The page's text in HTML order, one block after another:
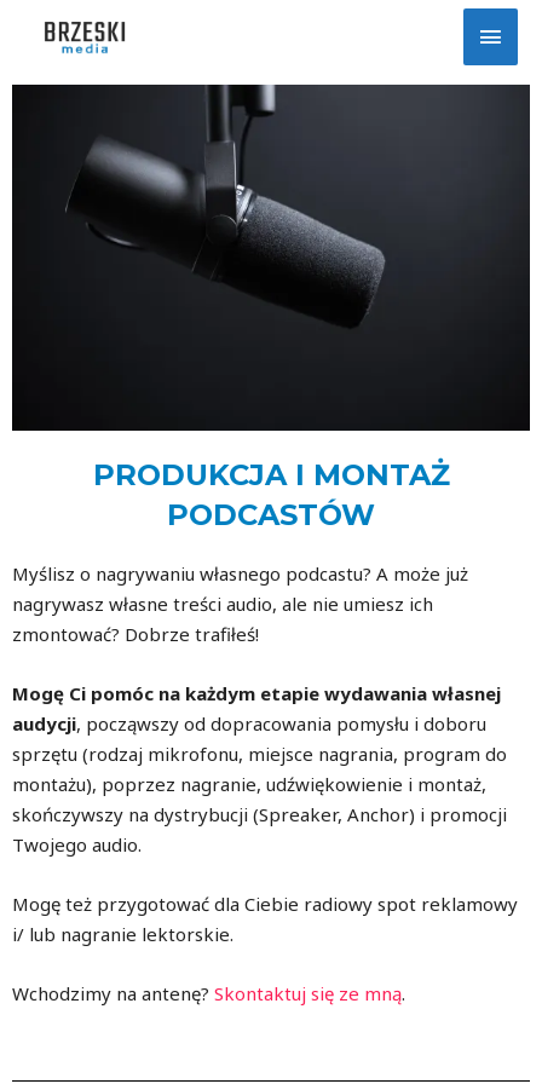
PRODUKCJA I MONTAŻ
PODCASTÓW
Myślisz o nagrywaniu własnego podcastu? A może już
nagrywasz własne treści audio, ale nie umiesz ich
zmontować? Dobrze trafiłeś!
Mogę Ci pomóc na każdym etapie wydawania własnej
audycji, począwszy od dopracowania pomysłu i doboru
sprzętu (rodzaj mikrofonu, miejsce nagrania, program do
montażu), poprzez nagranie, udźwiękowienie i montaż,
skończywszy na dystrybucji (Spreaker, Anchor) i promocji
Twojego audio.
Mogę też przygotować dla Ciebie radiowy spot reklamowy
i/ lub nagranie lektorskie.
Wchodzimy na antenę? Skontaktuj się ze mną.